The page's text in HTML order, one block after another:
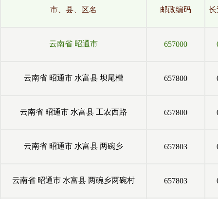
市、县、区名 邮政编码 长
云南省 昭通市 657000
云南省 昭通市 水富县 坝尾槽 657800
云南省 昭通市 水富县 工农西路 657800
云南省 昭通市 水富县 两碗乡 657803
云南省 昭通市 水富县 两碗乡两碗村 657803